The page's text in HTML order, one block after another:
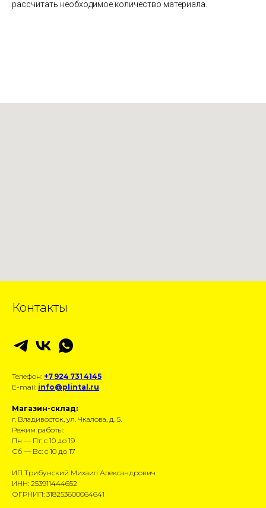
рассчитать необходимое количество материала.
Контакты
Телефон: +7 924 731 4145
E-mail: info@plintal.ru
Магазин-склад:
г. Владивосток, ул. Чкалова, д. 5.
Режим работы:
Пн — Пт: с 10 до 19
Сб — Вс: с 10 до 17
ИП Трибунский Михаил Александрович
ИНН: 253911444652
ОГРНИП: 318253600064641